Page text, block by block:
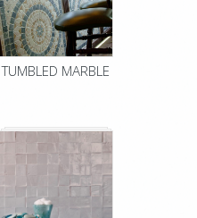
TUMBLED MARBLE